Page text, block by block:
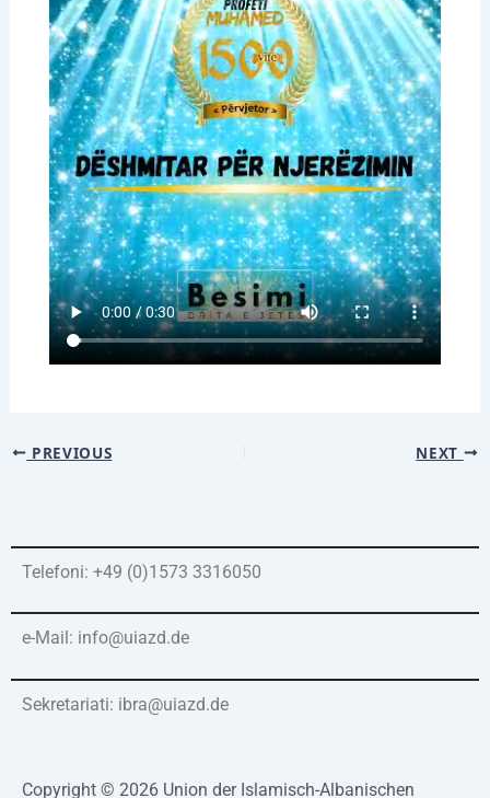
PREVIOUS NEXT
Telefoni: +49 (0)1573 3316050
e-Mail: info@uiazd.de
Sekretariati: ibra@uiazd.de
Copyright © 2026 Union der Islamisch-Albanischen